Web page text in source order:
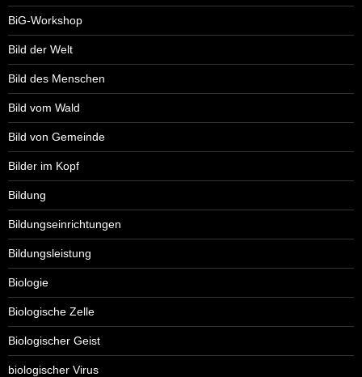
BiG-Workshop
Bild der Welt
Bild des Menschen
Bild vom Wald
Bild von Gemeinde
Bilder im Kopf
Bildung
Bildungseinrichtungen
Bildungsleistung
Biologie
Biologische Zelle
Biologischer Geist
biologischer Virus